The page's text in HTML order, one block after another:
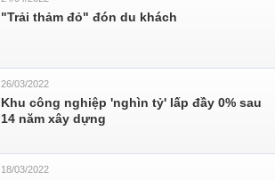
"Trải thảm đỏ" đón du khách
26/03/2022
Khu công nghiệp 'nghìn tỷ' lấp đầy 0% sau
14 năm xây dựng
18/03/2022